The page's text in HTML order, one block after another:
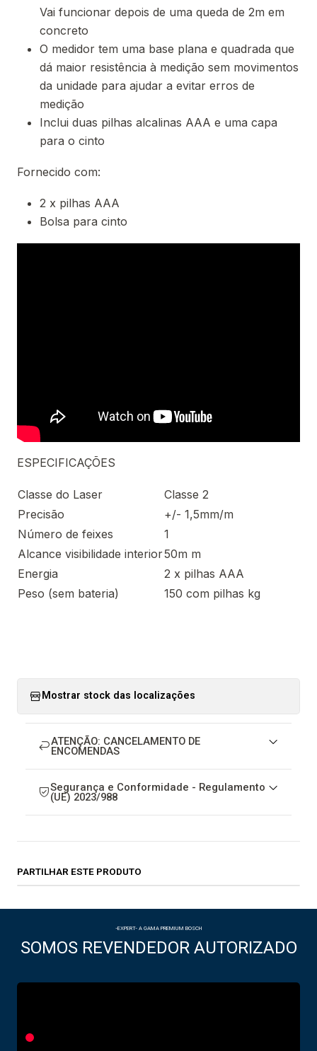
Vai funcionar depois de uma queda de 2m em
concreto
O medidor tem uma base plana e quadrada que
dá maior resistência à medição sem movimentos
da unidade para ajudar a evitar erros de
medição
Inclui duas pilhas alcalinas AAA e uma capa
para o cinto
Fornecido com:
2 x pilhas AAA
Bolsa para cinto
ESPECIFICAÇÕES
Classe do Laser
Classe 2
Precisão
+/- 1,5mm/m
Número de feixes
1
Alcance visibilidade interior50m m
Energia
2 x pilhas AAA
Peso (sem bateria)
150 com pilhas kg
Mostrar stock das localizações
ATENÇÃO: CANCELAMENTO DE
ENCOMENDAS
Segurança e Conformidade - Regulamento
(UE) 2023/988
PARTILHAR ESTE PRODUTO
-EXPERT- A GAMA PREMIUM BOSCH
SOMOS REVENDEDOR AUTORIZADO